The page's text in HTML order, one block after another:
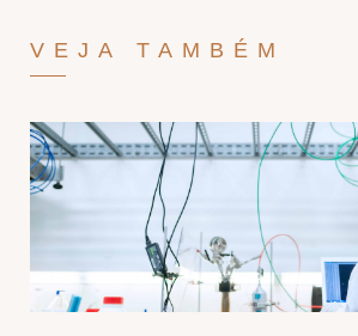
VEJA TAMBÉM